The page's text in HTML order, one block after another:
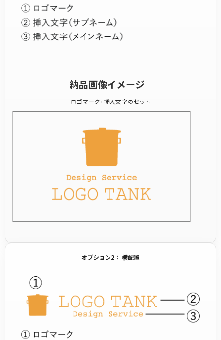
納品画像イメージ
ロゴマーク+挿入文字のセット
オプション2： 横配置